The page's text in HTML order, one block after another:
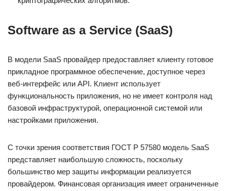
Software as a Service (SaaS)
В модели SaaS провайдер предоставляет клиенту готовое
прикладное программное обеспечение, доступное через
веб-интерфейс или API. Клиент использует
функциональность приложения, но не имеет контроля над
базовой инфраструктурой, операционной системой или
настройками приложения.
С точки зрения соответствия ГОСТ Р 57580 модель SaaS
представляет наибольшую сложность, поскольку
большинство мер защиты информации реализуется
провайдером. Финансовая организация имеет ограниченные